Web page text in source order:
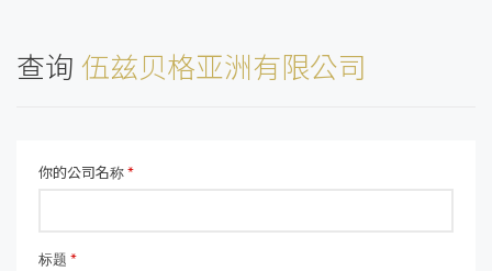
查询 伍兹贝格亚洲有限公司
你的公司名称*
标题 *